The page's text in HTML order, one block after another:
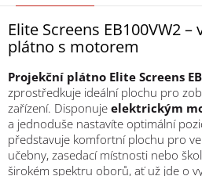
Elite Screens EB100VW2
plátno s motorem
Projekční plátno Elite Screens
zprostředkuje ideální plochu pro
zařízení. Disponuje elektrickým
a jednoduše nastavíte optimální
představuje komfortní plochu pro
učebny, zasedací místnosti nebo
širokém spektru oborů, ať už jde o